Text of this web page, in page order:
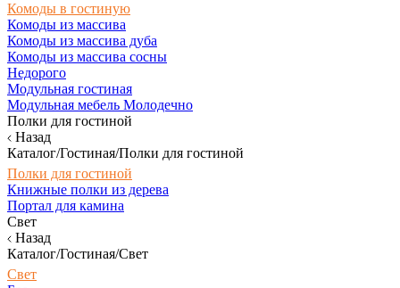
Комоды в гостиную
Комоды из массива
Комоды из массива дуба
Комоды из массива сосны
Недорого
Модульная гостиная
Модульная мебель Молодечно
Полки для гостиной
Назад
Каталог/Гостиная/Полки для гостиной
Полки для гостиной
Книжные полки из дерева
Портал для камина
Свет
Назад
Каталог/Гостиная/Свет
Свет